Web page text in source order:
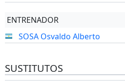
ENTRENADOR
SOSA Osvaldo Alberto
SUSTITUTOS